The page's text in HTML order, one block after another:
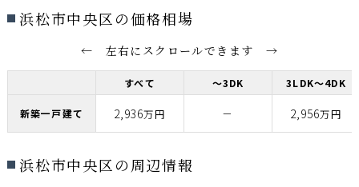
浜松市中央区の価格相場
← 左右にスクロールできます →
すべて ～3DK 3LDK～4DK
新築一戸建て 2,936万円 － 2,956万円
浜松市中央区の周辺情報